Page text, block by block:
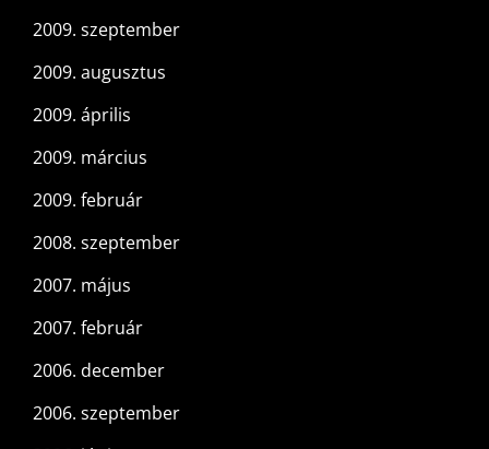
2009. szeptember
2009. augusztus
2009. április
2009. március
2009. február
2008. szeptember
2007. május
2007. február
2006. december
2006. szeptember